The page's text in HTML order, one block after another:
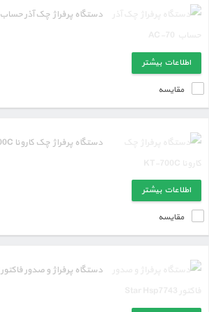
دستگاه پرفراژ چک آذر حساب AC-70
اطلاعات بیشتر
مقایسه
دستگاه پرفراژ چک کارونا KT-700C
اطلاعات بیشتر
مقایسه
دستگاه پرفراژ و صدور فاکتور Star Hsp7743